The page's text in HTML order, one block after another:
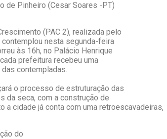
de Pinheiro (Cesar Soares -PT)
(PAC 2), realizada pelo
nesta segunda-feira
às 16h, no Palácio Henrique
prefeitura recebeu uma
contempladas.
o processo de estruturação das
da seca, com a construção de
cidade já conta com uma retroescavadeiras,
do